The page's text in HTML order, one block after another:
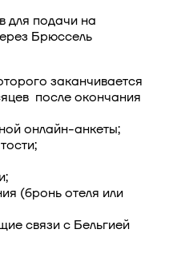
для подачи на
Брюссель
заканчивается
после окончания
онлайн-анкеты;
(бронь отеля или
связи с Бельгией